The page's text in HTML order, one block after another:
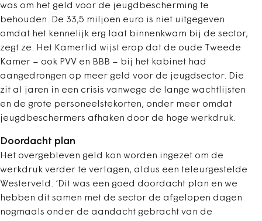
was om het geld voor de jeugdbescherming te
behouden. De 33,5 miljoen euro is niet uitgegeven
omdat het kennelijk erg laat binnenkwam bij de sector,
zegt ze. Het Kamerlid wijst erop dat de oude Tweede
Kamer – ook PVV en BBB – bij het kabinet had
aangedrongen op meer geld voor de jeugdsector. Die
zit al jaren in een crisis vanwege de lange wachtlijsten
en de grote personeelstekorten, onder meer omdat
jeugdbeschermers afhaken door de hoge werkdruk.
Doordacht plan
Het overgebleven geld kon worden ingezet om de
werkdruk verder te verlagen, aldus een teleurgestelde
Westerveld. ‘Dit was een goed doordacht plan en we
hebben dit samen met de sector de afgelopen dagen
nogmaals onder de aandacht gebracht van de